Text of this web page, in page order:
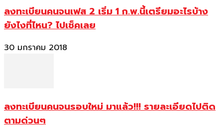
ลงทะเบียนคนจนเฟส 2 เริ่ม 1 ก.พ.นี้เตรียมอะไรบ้าง
ยังไงที่ไหน? ไปเช็คเลย
30 มกราคม 2018
ลงทะเบียนคนจนรอบใหม่ มาแล้ว!!! รายละเอียดไปติด
ตามด่วนๆ